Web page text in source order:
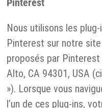
Pinterest
Nous utilisons les
Pinterest sur notre
proposés par
Alto, CA 94301, USA
»). Lorsque vous
l’un de ces plug-ins,